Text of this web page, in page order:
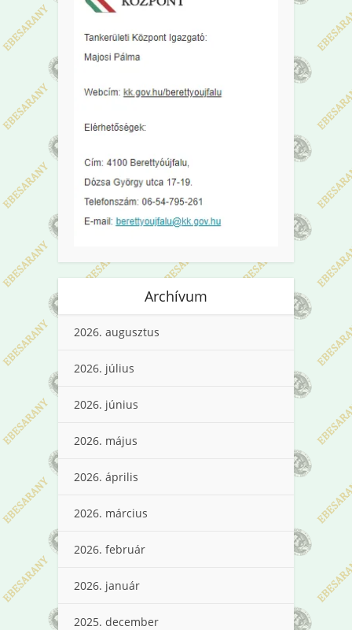
Archívum
2026. augusztus
2026. július
2026. június
2026. május
2026. április
2026. március
2026. február
2026. január
2025. december